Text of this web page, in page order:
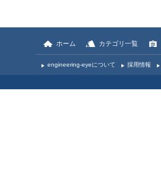
ホーム カテゴリ一覧
engineering-eyeについて 採用情報